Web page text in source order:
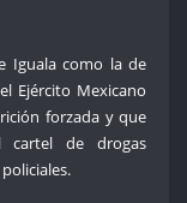
Iguala como la de
Ejército Mexicano
forzada y que
de drogas